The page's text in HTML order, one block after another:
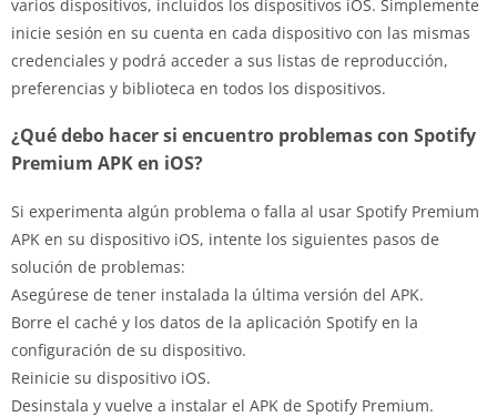
varios dispositivos, incluidos los dispositivos iOS. Simplemente
inicie sesión en su cuenta en cada dispositivo con las mismas
credenciales y podrá acceder a sus listas de reproducción,
preferencias y biblioteca en todos los dispositivos.
¿Qué debo hacer si encuentro problemas con Spotify
Premium APK en iOS?
Si experimenta algún problema o falla al usar Spotify Premium
APK en su dispositivo iOS, intente los siguientes pasos de
solución de problemas:
Asegúrese de tener instalada la última versión del APK.
Borre el caché y los datos de la aplicación Spotify en la
configuración de su dispositivo.
Reinicie su dispositivo iOS.
Desinstala y vuelve a instalar el APK de Spotify Premium.